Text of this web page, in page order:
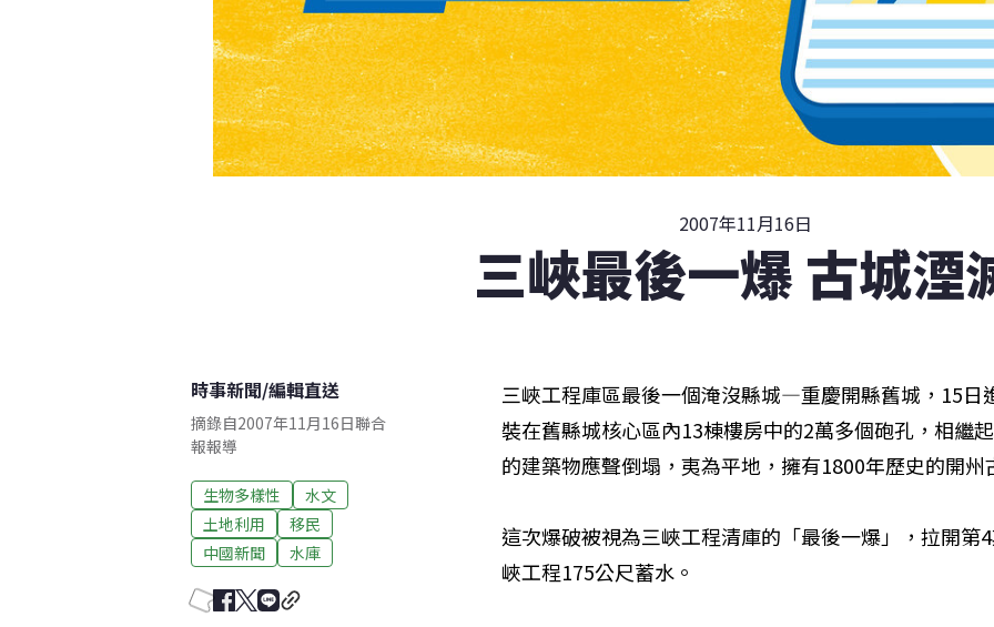
2007年11月16日
三峽最後一爆 古城湮
時事新聞/編輯直送
摘錄自2007年11月16日聯合
報報導
生物多樣性
水文
土地利用
移民
中國新聞
水庫
三峽工程庫區最後一個淹沒縣城—重慶開縣舊城，15日
裝在舊縣城核心區內13棟樓房中的2萬多個砲孔，相繼
的建築物應聲倒塌，夷為平地，擁有1800年歷史的開
這次爆破被視為三峽工程清庫的「最後一爆」，拉開第
峽工程175公尺蓄水。